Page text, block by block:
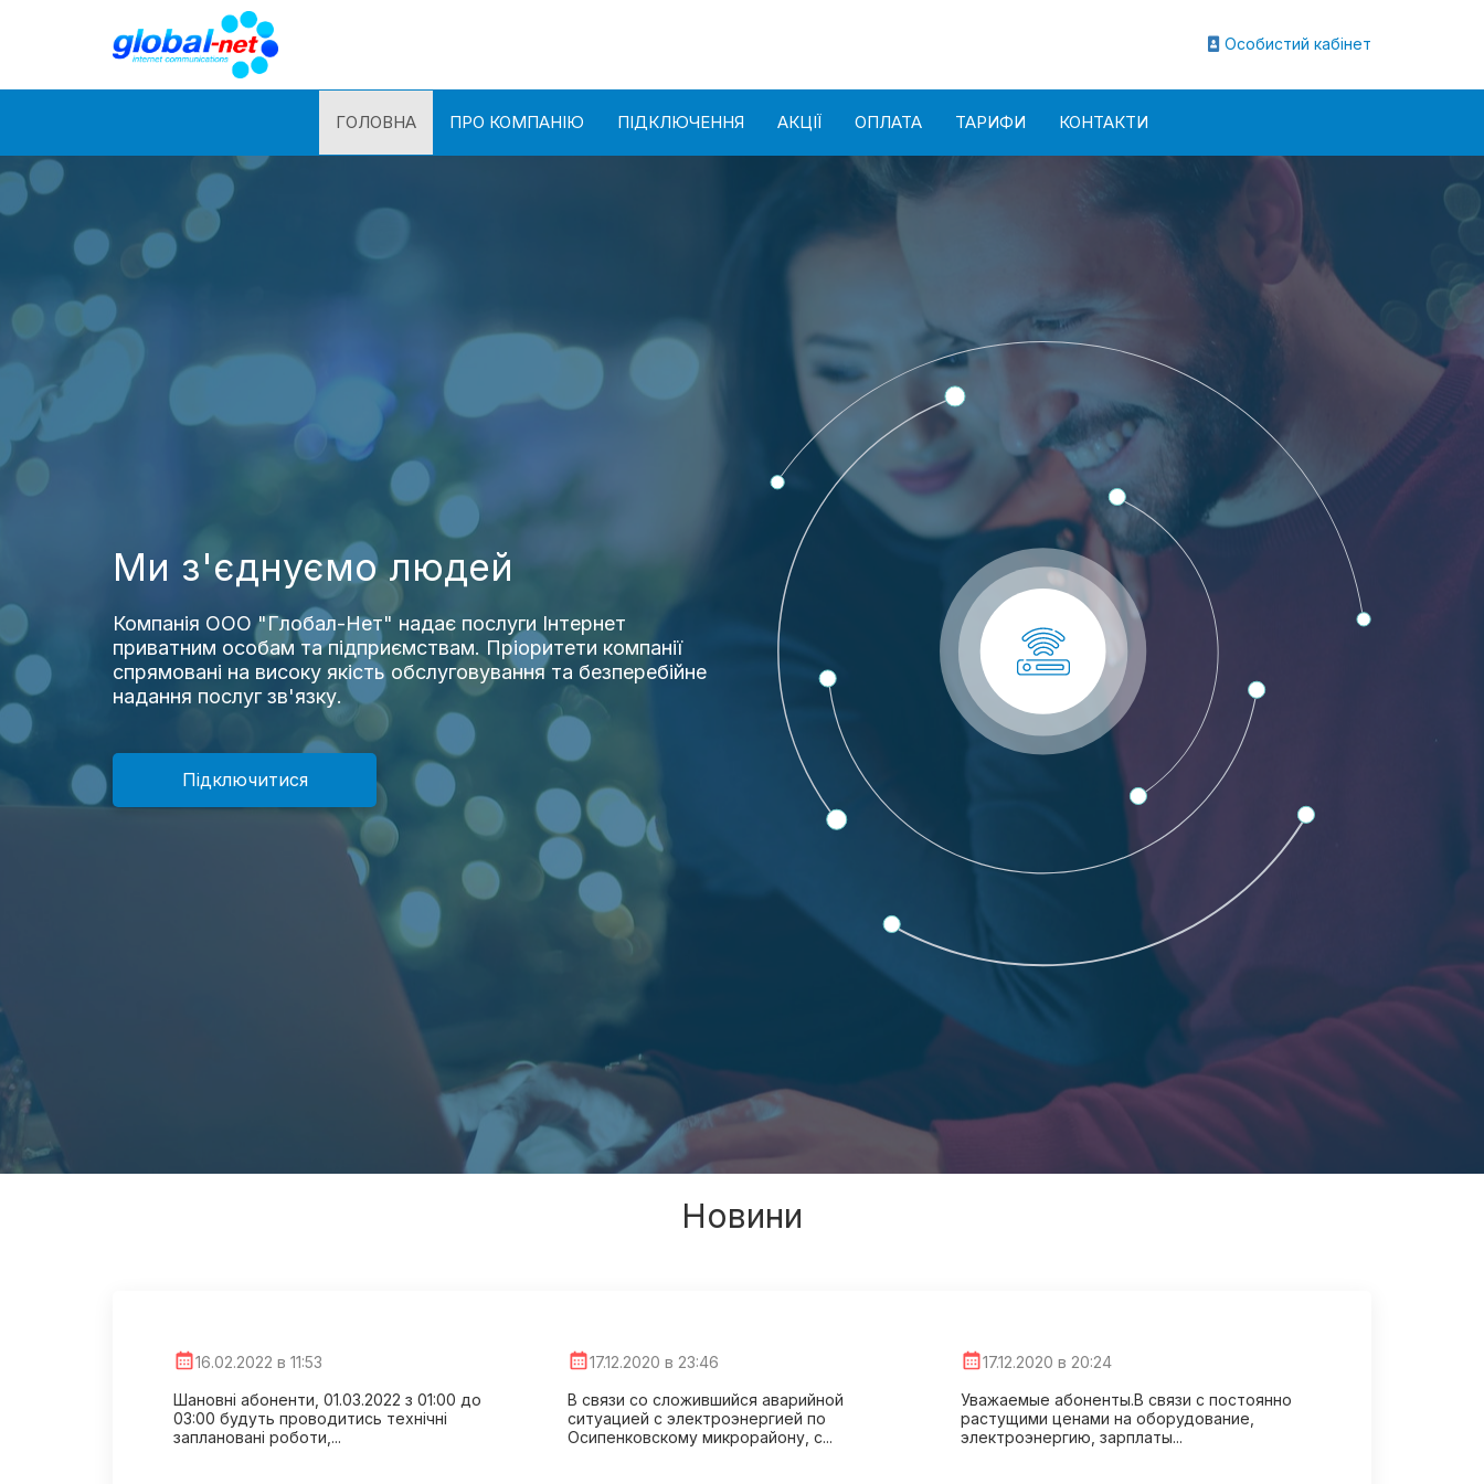
Особистий кабінет
ГОЛОВНА ПРО КОМПАНІЮ ПІДКЛЮЧЕННЯ АКЦІЇ ОПЛАТА ТАРИФИ КОНТАКТИ
Ми з'єднуємо людей
Компанія ООО "Глобал-Нет" надає послуги Інтернет
приватним особам та підприємствам. Пріоритети компанії
спрямовані на високу якість обслуговування та безперебійне
надання послуг зв'язку.
Підключитися
Новини
16.02.2022 в 11:53
Шановні абоненти, 01.03.2022 з 01:00 до
03:00 будуть проводитись технічні
заплановані роботи,...
17.12.2020 в 23:46
В связи со сложившийся аварийной
ситуацией с электроэнергией по
Осипенковскому микрорайону, с...
17.12.2020 в 20:24
Уважаемые абоненты.В связи с постоянно
растущими ценами на оборудование,
электроэнергию, зарплаты...